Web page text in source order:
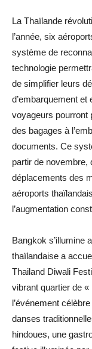
La Thaïlande
l’année, six
système de
technologie
de simplifier leurs
d’embarquement
voyageurs pourront
des bagages à
documents. Ce
partir de novembre,
déplacements des
aéroports
l’augmentation
Bangkok s’illumine
thaïlandaise a
Thailand Diwali
vibrant quartier de «
l’événement
danses
hindoues, une